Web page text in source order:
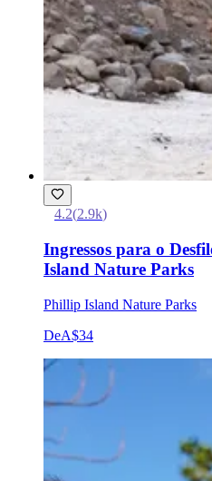
4.2(2.9k)
Ingressos para o
Island Nature Parks
Phillip Island Nature Parks
DeA$34